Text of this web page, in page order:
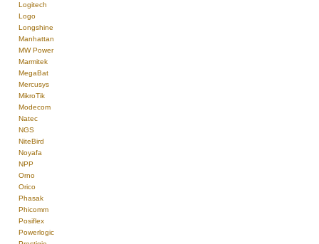
Logitech
Logo
Longshine
Manhattan
MW Power
Marmitek
MegaBat
Mercusys
MikroTik
Modecom
Natec
NGS
NiteBird
Noyafa
NPP
Orno
Orico
Phasak
Phicomm
Posiflex
Powerlogic